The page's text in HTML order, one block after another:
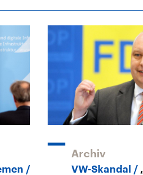
Archiv
VW-Skandal